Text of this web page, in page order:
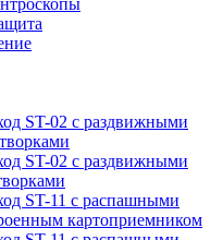
ST-02 с раздвижными
ST-02 с раздвижными
ST-11 с распашными
картоприемником